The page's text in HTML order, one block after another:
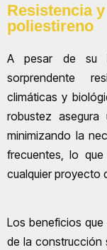
Resistencia
poliestireno
A pesar de su
sorprendente
climáticas y
robustez asegura
minimizando la
frecuentes, lo
cualquier proyecto
Los beneficios que
de la construcción